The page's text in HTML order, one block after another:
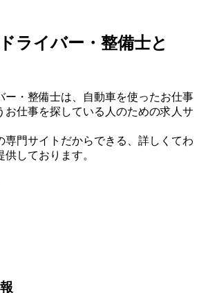
ライバー・整備士と
ー・整備士は、自動車を使ったお仕事
お仕事を探している人のための求人サ
専門サイトだからできる、詳しくてわ
しております。